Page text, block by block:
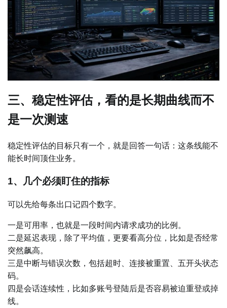
三、稳定性评估，看的是长期曲线而不
是一次测速
稳定性评估的目标只有一个，就是回答一句话：这条线能不
能长时间顶住业务。
1、几个必须盯住的指标
可以先给每条出口记四个数字。
一是可用率，也就是一段时间内请求成功的比例。
二是延迟表现，除了平均值，更要看高分位，比如是否经常
突然飙高。
三是中断与错误次数，包括超时、连接被重置、五开头状态
码。
四是会话连续性，比如多账号登陆后是否容易被迫重登或掉
线。